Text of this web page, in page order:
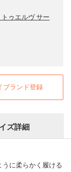
ゥエルヴ サー
ブランド登録
ズ詳細
に柔らかく履ける